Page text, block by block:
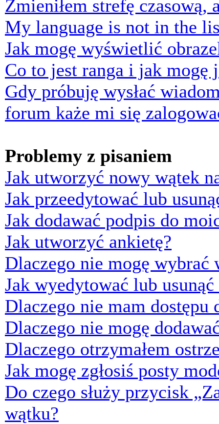
Zmieniłem strefę czasową,
My language is not in the
Jak mogę wyświetlić
Co to jest ranga i jak mogę
Gdy próbuję wysłać
forum każe mi się
Problemy z pisaniem
Jak utworzyć nowy wątek
Jak przeedytować lub
Jak dodawać podpis do
Jak utworzyć ankietę?
Dlaczego nie mogę wybrać
Jak wyedytować lub usunąć
Dlaczego nie mam dostępu
Dlaczego nie mogę
Dlaczego otrzymałem
Jak mogę zgłosiś posty
Do czego służy przycisk
wątku?